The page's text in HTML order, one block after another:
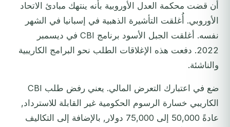
أن قضت محكمة العدل الأوروبية بأنه ينتهك مبادئ الاتحاد
الأوروبي. أُغلقت التأشيرة الذهبية في إسبانيا في الشهر
نفسه. أغلقت الجبل الأسود برنامج CBI في ديسمبر
2022. دفعت هذه الإغلاقات الطلب نحو البرامج الكاريبية
والناشئة.
ضع في اعتبارك التعرض المالي. يعني رفض طلب CBI
الكاريبي خسارة الرسوم الحكومية غير القابلة للاسترداد,
عادةً 50,000 إلى 75,000 دولار, بالإضافة إلى التكاليف